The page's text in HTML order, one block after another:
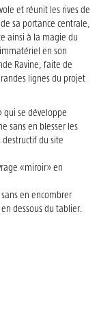
et réunit les rives de
sa portance centrale,
ainsi à la magie du
en son
Ravine, faite de
lignes du projet
qui se développe
sans en blesser les
destructif du site
«miroir» en
en encombrer
dessous du tablier.